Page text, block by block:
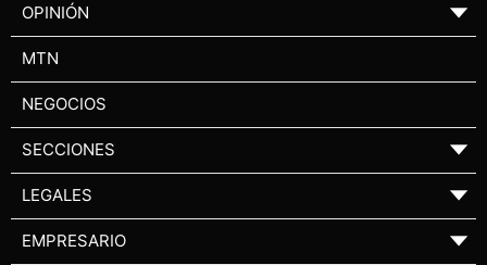
OPINIÓN ▼
MTN
NEGOCIOS
SECCIONES ▼
LEGALES ▼
EMPRESARIO ▼